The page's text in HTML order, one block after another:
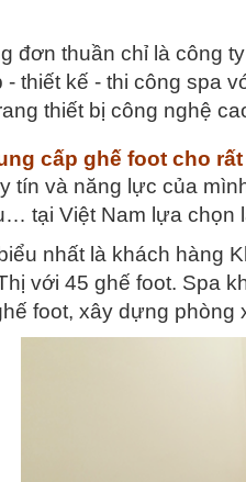
đơn thuần chỉ là công
- thiết kế - thi công spa
thiết bị công nghệ
cấp ghế foot cho
tín và năng lực của
tại Việt Nam lựa chọn
nhất là khách hàng
với 45 ghế foot. Spa
foot, xây dựng